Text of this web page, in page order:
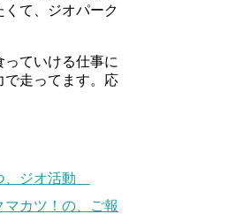
て、ジオパーク
ていける仕事に
で走ってます。応
、ジオ活動
カツ！の、ご報